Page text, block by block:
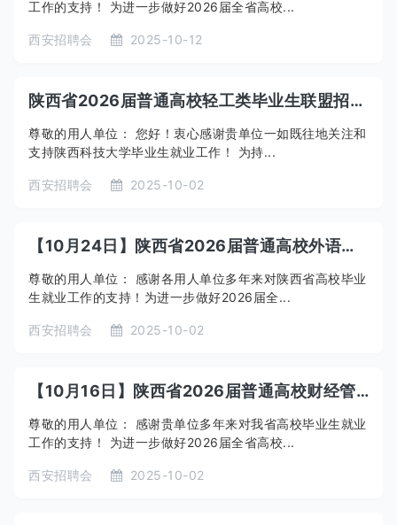
工作的支持！ 为进一步做好2026届全省高校...
西安招聘会 2025-10-12
陕西省2026届普通高校轻工类毕业生联盟招聘会 暨陕西科技大学秋季大型双选会邀请函
尊敬的用人单位： 您好！衷心感谢贵单位一如既往地关注和
支持陕西科技大学毕业生就业工作！ 为持...
西安招聘会 2025-10-02
【10月24日】陕西省2026届普通高校外语外贸类毕业生联盟招聘会邀请函
尊敬的用人单位： 感谢各用人单位多年来对陕西省高校毕业
生就业工作的支持！为进一步做好2026届全...
西安招聘会 2025-10-02
【10月16日】陕西省2026届普通高校财经管理类毕业生联盟招聘会暨全国普通高校毕业生商贸服务与生活消费行业招聘会（陕西专场）邀请函
尊敬的用人单位： 感谢贵单位多年来对我省高校毕业生就业
工作的支持！ 为进一步做好2026届全省高校...
西安招聘会 2025-10-02